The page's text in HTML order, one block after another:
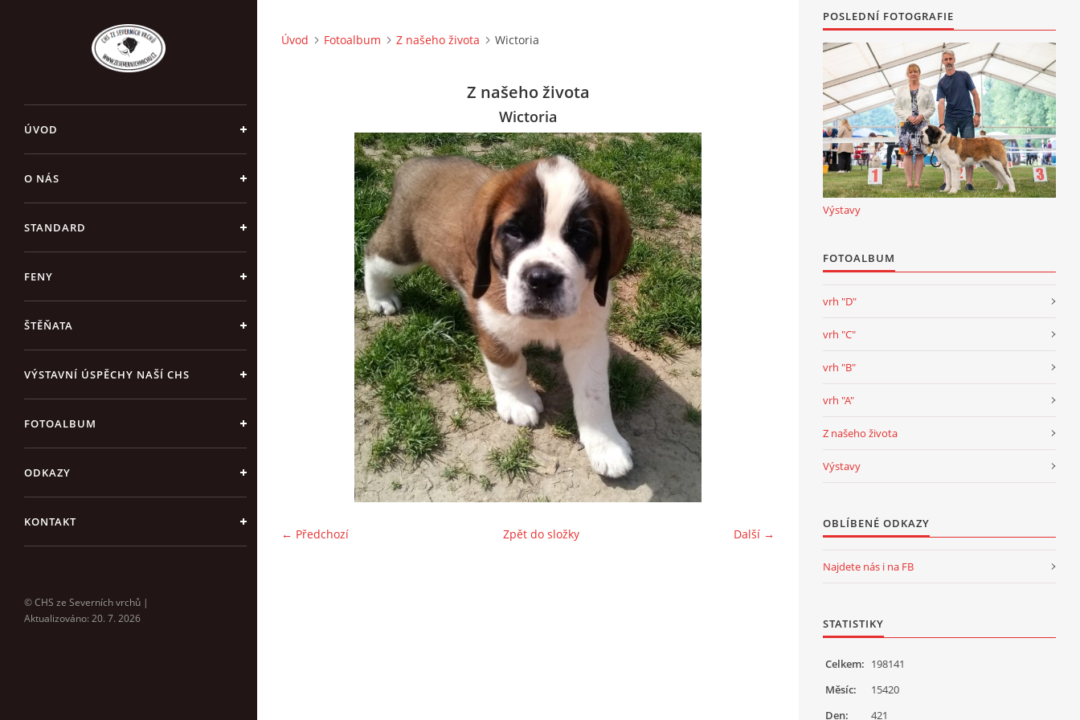
ÚVOD
O NÁS
STANDARD
FENY
ŠTĚŇATA
VÝSTAVNÍ ÚSPĚCHY NAŠÍ CHS
FOTOALBUM
ODKAZY
KONTAKT
© CHS ze Severních vrchů |
Aktualizováno: 20. 7. 2026
Úvod Fotoalbum Z našeho života Wictoria
Z našeho života
Wictoria
← Předchozí Další →
Zpět do složky
POSLEDNÍ FOTOGRAFIE
Výstavy
FOTOALBUM
vrh "D"
vrh "C"
vrh "B"
vrh "A"
Z našeho života
Výstavy
OBLÍBENÉ ODKAZY
Najdete nás i na FB
STATISTIKY
Celkem: 198141
Měsíc:
15420
Den:
421